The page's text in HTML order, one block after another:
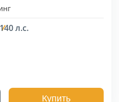
140 л.с.
Купить